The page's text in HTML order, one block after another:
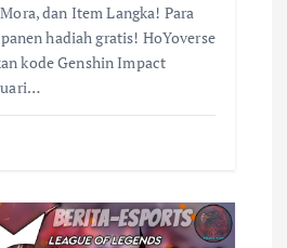
dan Item Langka! Para
hadiah gratis! HoYoverse
kode Genshin Impact